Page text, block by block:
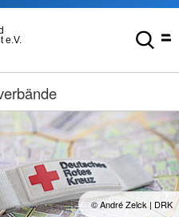
e.V.
© André Zelck | DRK